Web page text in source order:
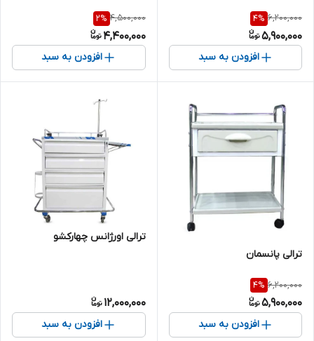
6,200,000
4%
5,900,000
افزودن به سبد
4,500,000
2%
4,400,000
افزودن به سبد
ترالی پانسمان
6,200,000
4%
5,900,000
افزودن به سبد
ترالی اورژانس چهارکشو
12,000,000
افزودن به سبد